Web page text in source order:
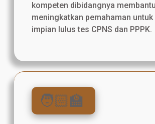
kompeten dibidangnya
meningkatkan pemahaman untuk
impian lulus tes CPNS dan PPPK.
🧑🏻‍🏫